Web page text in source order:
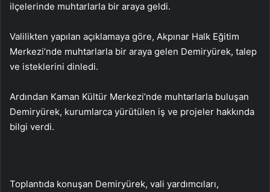
ilçelerinde muhtarlarla bir araya geldi.
Valilikten yapılan açıklamaya göre, Akpınar Halk Eğitim
Merkezi’nde muhtarlarla bir araya gelen Demiryürek, talep
ve isteklerini dinledi.
Ardından Kaman Kültür Merkezi’nde muhtarlarla buluşan
Demiryürek, kurumlarca yürütülen iş ve projeler hakkında
bilgi verdi.
Toplantıda konuşan Demiryürek, vali yardımcıları,